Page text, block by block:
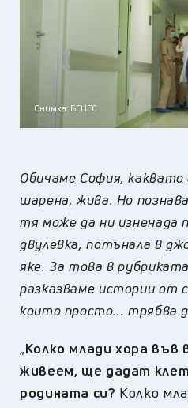
Снимка: БГНЕС
Обичаме София,
шарена, жива. Но
тя може да ни изненада
двулевка, потънала в
яке. За това в
разказваме истории от
които просто... трябва
„Колко млади хора във
живеем, ще дадат
родината си? Колко